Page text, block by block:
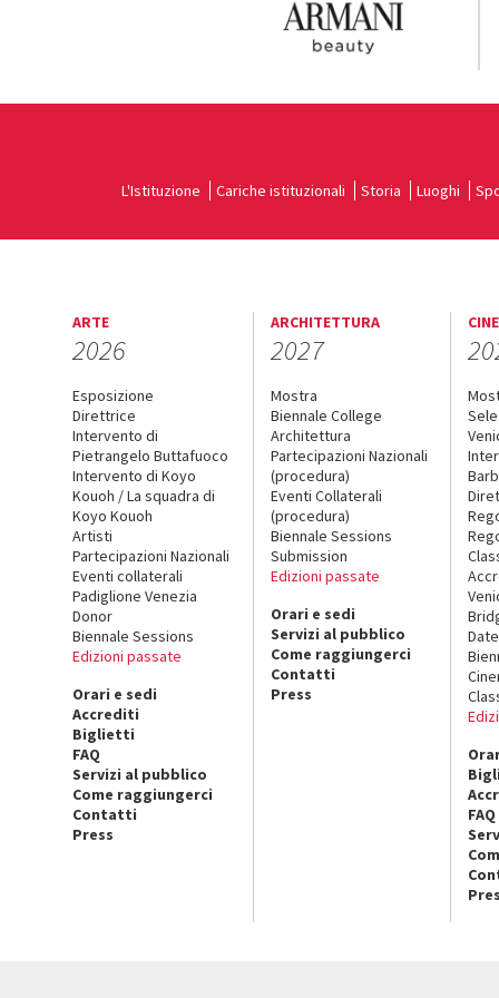
L'Istituzione Cariche istituzionali Storia Luoghi
ARTE
2026
Esposizione
Direttrice
Intervento di
Pietrangelo Buttafuoco
Intervento di Koyo
Kouoh / La squadra di
Koyo Kouoh
Artisti
Partecipazioni Nazionali
Eventi collaterali
Padiglione Venezia
Donor
Biennale Sessions
Edizioni passate
Orari e sedi
Accrediti
Biglietti
FAQ
Servizi al pubblico
Come raggiungerci
Contatti
Press
ARCHITETTURA
2027
Mostra
Biennale College
Architettura
Partecipazioni Nazionali
(procedura)
Eventi Collaterali
(procedura)
Biennale Sessions
Submission
Edizioni passate
Orari e sedi
Servizi al pubblico
Come raggiungerci
Contatti
Press
FAQ